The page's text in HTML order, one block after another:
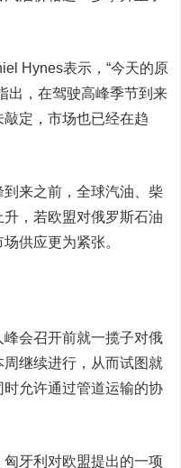
Hynes表示，“今天的原
出，在驾驶高峰季节到来
定，市场也已经在趋
来之前，全球汽油、柴
，若欧盟对俄罗斯石油
供应更为紧张。
会召开前就一揽子对俄
周继续进行 ，从而试图就
允许通过管道运输的协
牙利对欧盟提出的一项